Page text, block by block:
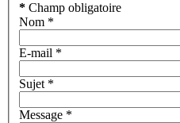
* Champ obligatoire
Nom *
E-mail *
Sujet *
Message *